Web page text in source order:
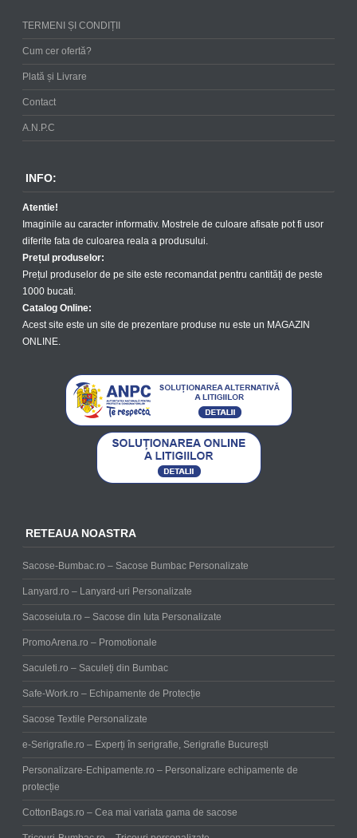
TERMENI ȘI CONDIȚII
Cum cer ofertă?
Plată și Livrare
Contact
A.N.P.C
INFO:
Atentie!
Imaginile au caracter informativ. Mostrele de culoare afisate pot fi usor
diferite fata de culoarea reala a produsului.
Prețul produselor:
Prețul produselor de pe site este recomandat pentru cantități de peste
1000 bucati.
Catalog Online:
Acest site este un site de prezentare produse nu este un MAGAZIN
ONLINE.
RETEAUA NOASTRA
Sacose-Bumbac.ro – Sacose Bumbac Personalizate
Lanyard.ro – Lanyard-uri Personalizate
Sacoseiuta.ro – Sacose din Iuta Personalizate
PromoArena.ro – Promotionale
Saculeti.ro – Saculeți din Bumbac
Safe-Work.ro – Echipamente de Protecție
Sacose Textile Personalizate
e-Serigrafie.ro – Experți în serigrafie, Serigrafie București
Personalizare-Echipamente.ro – Personalizare echipamente de
protecție
CottonBags.ro – Cea mai variata gama de sacose